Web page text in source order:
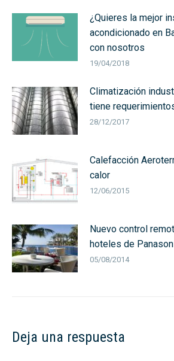
¿Quieres la mejor
acondicionado en
con nosotros
19/04/2018
Climatización
tiene
28/12/2017
Calefacción
calor
12/06/2015
Nuevo control
hoteles de
05/08/2014
Deja una respuesta